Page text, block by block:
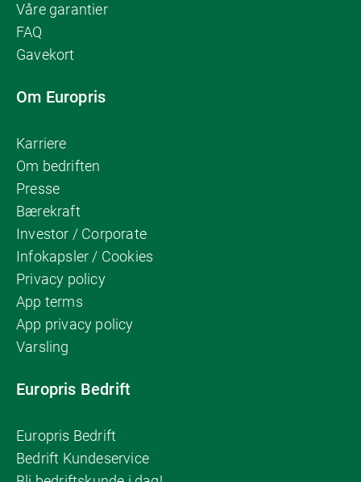
Våre garantier
FAQ
Gavekort
Om Europris
Karriere
Om bedriften
Presse
Bærekraft
Investor / Corporate
Infokapsler / Cookies
Privacy policy
App terms
App privacy policy
Varsling
Europris Bedrift
Europris Bedrift
Bedrift Kundeservice